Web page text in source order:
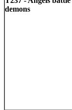
demons